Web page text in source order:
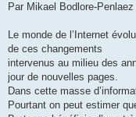
a
Par Mikael Bodlore-
Le monde de l’Internet
de ces changements
intervenus au milieu des
jour de nouvelles pages.
Dans cette masse
Pourtant on peut estimer